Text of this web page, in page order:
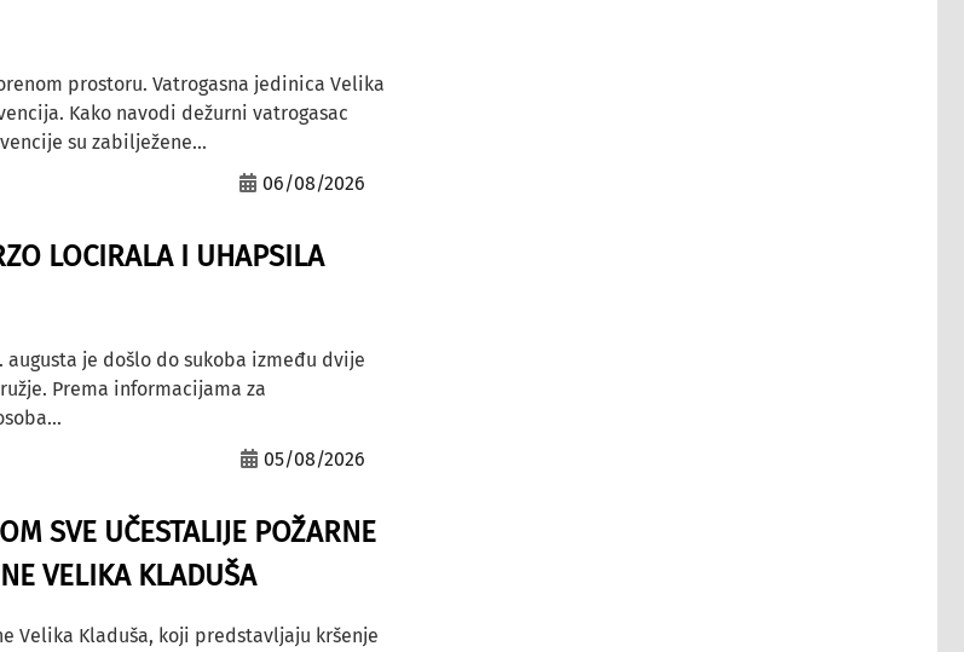
prostoru. Vatrogasna jedinica Velika
Kako navodi dežurni vatrogasac
su zabilježene...
06/08/2026
LOCIRALA I UHAPSILA
augusta je došlo do sukoba između dvije
Prema informacijama za
05/08/2026
SVE UČESTALIJE POŽARNE
VELIKA KLADUŠA
Velika Kladuša, koji predstavljaju kršenje